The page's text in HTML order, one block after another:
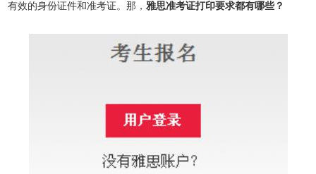
有效的身份证件和准考证。那，雅思准考证打印要求都有哪些？